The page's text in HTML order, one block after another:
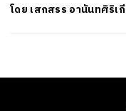
โดย เสกสรร อานันทศิริเ